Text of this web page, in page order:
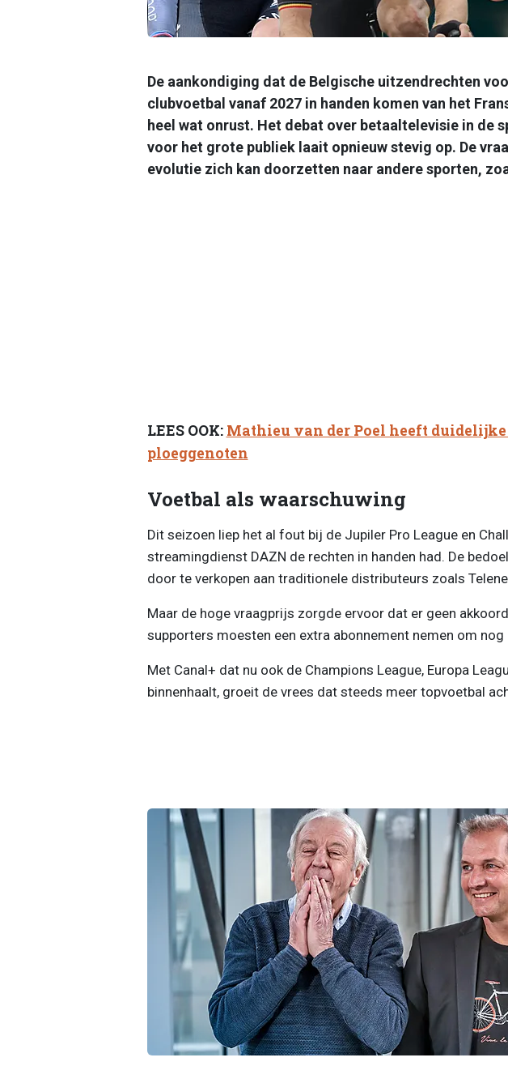
De aankondiging dat de Belgische uitzendrechten
clubvoetbal vanaf 2027 in handen komen van het
heel wat onrust. Het debat over betaaltelevisie in de
voor het grote publiek laait opnieuw stevig op. De
evolutie zich kan doorzetten naar andere sporten,
LEES OOK: Mathieu van der Poel heeft duidelijke
ploeggenoten
Voetbal als waarschuwing
Dit seizoen liep het al fout bij de Jupiler Pro League en
streamingdienst DAZN de rechten in handen had. De
door te verkopen aan traditionele distributeurs zoals
Maar de hoge vraagprijs zorgde ervoor dat er geen
supporters moesten een extra abonnement nemen om nog
Met Canal+ dat nu ook de Champions League, Europa
binnenhaalt, groeit de vrees dat steeds meer topvoetbal